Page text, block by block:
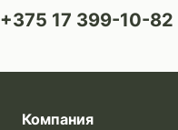
+375 17 399-10-82
Компания